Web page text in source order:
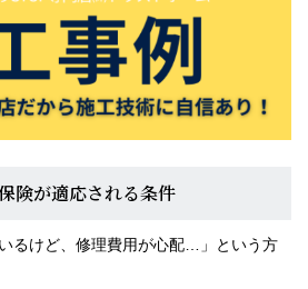
険が適応される条件
るけど、修理費用が心配…」という方